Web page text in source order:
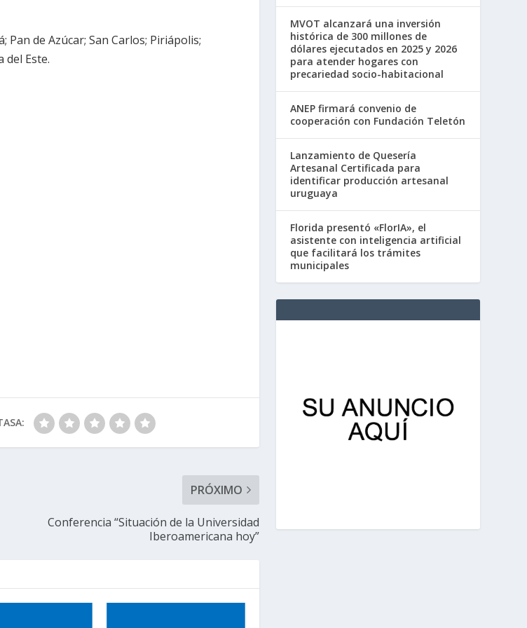
de Azúcar; San Carlos; Piriápolis;
del Este.
PRÓXIMO
Conferencia “Situación de la Universidad
Iberoamericana hoy”
MVOT alcanzará una inversión
histórica de 300 millones de
dólares ejecutados en 2025 y 2026
para atender hogares con
precariedad socio-habitacional
ANEP firmará convenio de
cooperación con Fundación Teletón
Lanzamiento de Quesería
Artesanal Certificada para
identificar producción artesanal
uruguaya
Florida presentó «FlorIA», el
asistente con inteligencia artificial
que facilitará los trámites
municipales